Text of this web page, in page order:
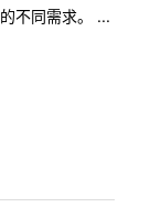
不同需求。 ...